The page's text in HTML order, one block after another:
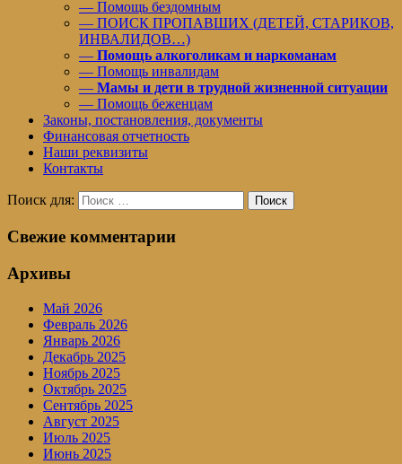
— Помощь бездомным
— ПОИСК ПРОПАВШИХ (ДЕТЕЙ, СТАРИКОВ,
ИНВАЛИДОВ…)
— Помощь алкоголикам и наркоманам
— Помощь инвалидам
— Мамы и дети в трудной жизненной ситуации
— Помощь беженцам
Законы, постановления, документы
Финансовая отчетность
Наши реквизиты
Контакты
Поиск для: Поиск
Свежие комментарии
Архивы
Май 2026
Февраль 2026
Январь 2026
Декабрь 2025
Ноябрь 2025
Октябрь 2025
Сентябрь 2025
Август 2025
Июль 2025
Июнь 2025